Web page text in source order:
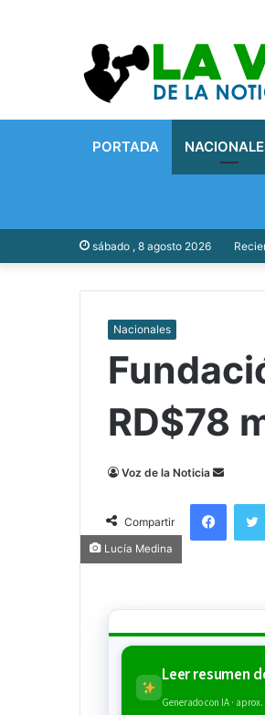
PORTADA
sábado , 8 agosto 2026
Nacionales
RD$78
Voz de la Noticia
Send
email
Compartir
Lucía Medina
Leer resumen
Generado con IA · aprox.